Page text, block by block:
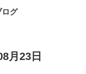
ログ
月23日